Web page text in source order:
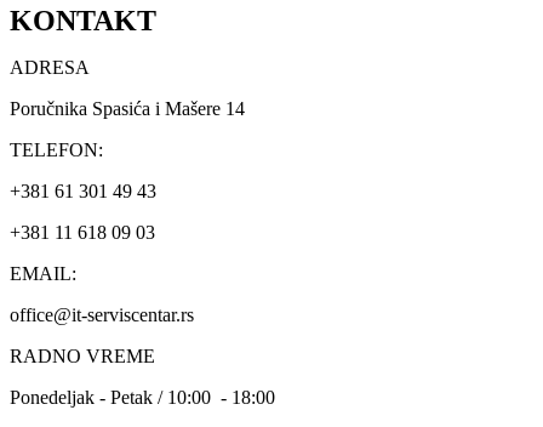
KONTAKT
ADRESA
Poručnika Spasića i Mašere 14
TELEFON:
+381 61 301 49 43
+381 11 618 09 03
EMAIL:
office@it-serviscentar.rs
RADNO VREME
Ponedeljak - Petak / 10:00 - 18:00